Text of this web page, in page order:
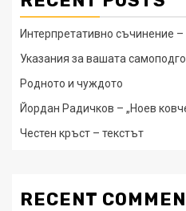
Интерпретативно съчинение
Указания за вашата
Родното и чуждото
Йордан Радичков – „Ноев
Честен кръст – текстът
RECENT